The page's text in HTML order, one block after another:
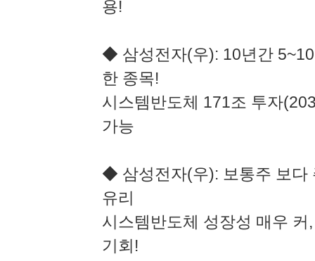
용!
◆ 삼성전자(우): 10년간
한 종목!
시스템반도체 171조 투자
가능
◆ 삼성전자(우): 보통주 보다
유리
시스템반도체 성장성 매우
기회!